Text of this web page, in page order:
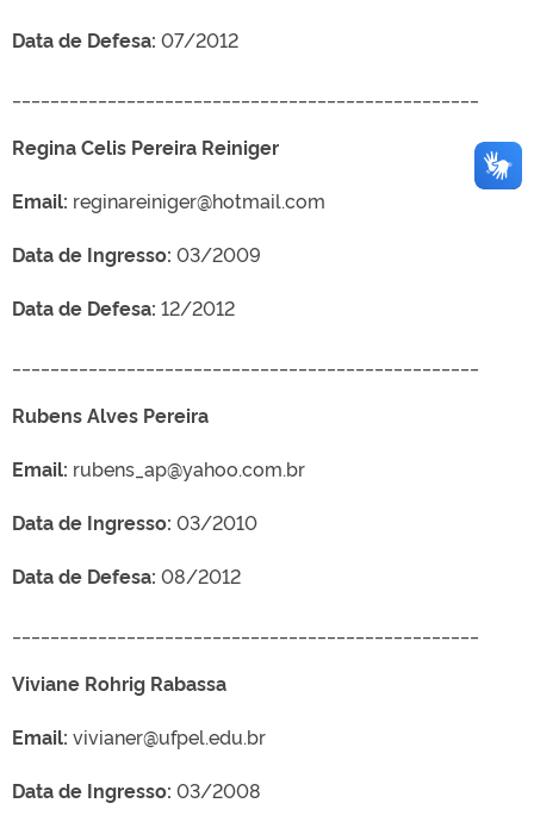
Data de Defesa: 07/2012
Regina Celis Pereira Reiniger
Email: reginareiniger@hotmail.com
Data de Ingresso: 03/2009
Data de Defesa: 12/2012
Rubens Alves Pereira
Email: rubens_ap@yahoo.com.br
Data de Ingresso: 03/2010
Data de Defesa: 08/2012
Viviane Rohrig Rabassa
Email: vivianer@ufpel.edu.br
Data de Ingresso: 03/2008